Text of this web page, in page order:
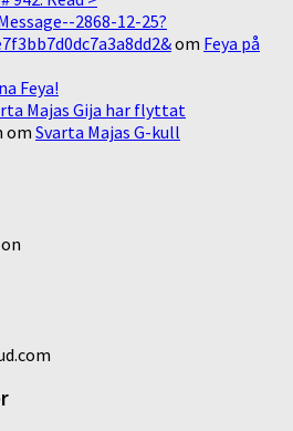
2868-12-25?
om Feya på
Feya!
Majas Gija har flyttat
om Svarta Majas G-kull